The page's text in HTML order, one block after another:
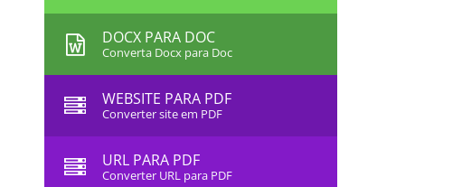
DOCX PARA DOC
Converta Docx para Doc
WEBSITE PARA PDF
Converter site em PDF
URL PARA PDF
Converter URL para PDF